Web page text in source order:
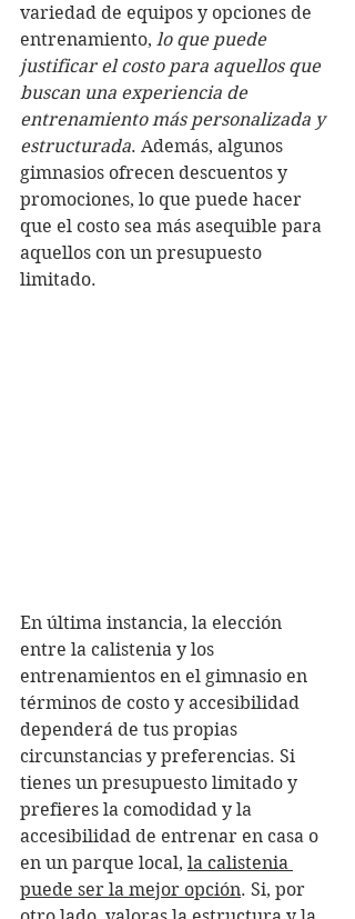
variedad de equipos y opciones de
entrenamiento, lo que puede
justificar el costo para aquellos que
buscan una experiencia de
entrenamiento más personalizada y
estructurada. Además, algunos
gimnasios ofrecen descuentos y
promociones, lo que puede hacer
que el costo sea más asequible para
aquellos con un presupuesto
limitado.
En última instancia, la elección
entre la calistenia y los
entrenamientos en el gimnasio en
términos de costo y accesibilidad
dependerá de tus propias
circunstancias y preferencias. Si
tienes un presupuesto limitado y
prefieres la comodidad y la
accesibilidad de entrenar en casa o
en un parque local, la calistenia
puede ser la mejor opción. Si, por